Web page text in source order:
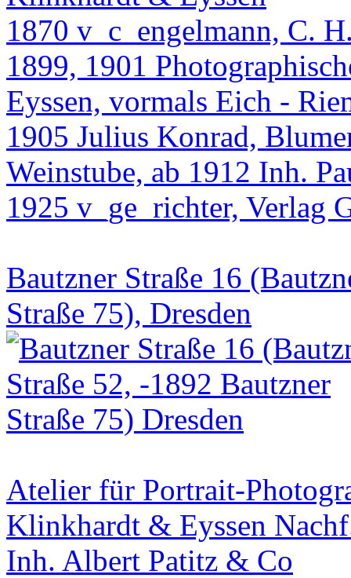
1870 v_c_engelmann, C.
1899, 1901
Eyssen, vormals Eich -
1905 Julius Konrad,
Weinstube, ab 1912 Inh.
1925 v_ge_richter, Verlag
Bautzner Straße 16
Straße 75), Dresden
Atelier für Portrait-
Klinkhardt & Eyssen
Inh. Albert Patitz & Co